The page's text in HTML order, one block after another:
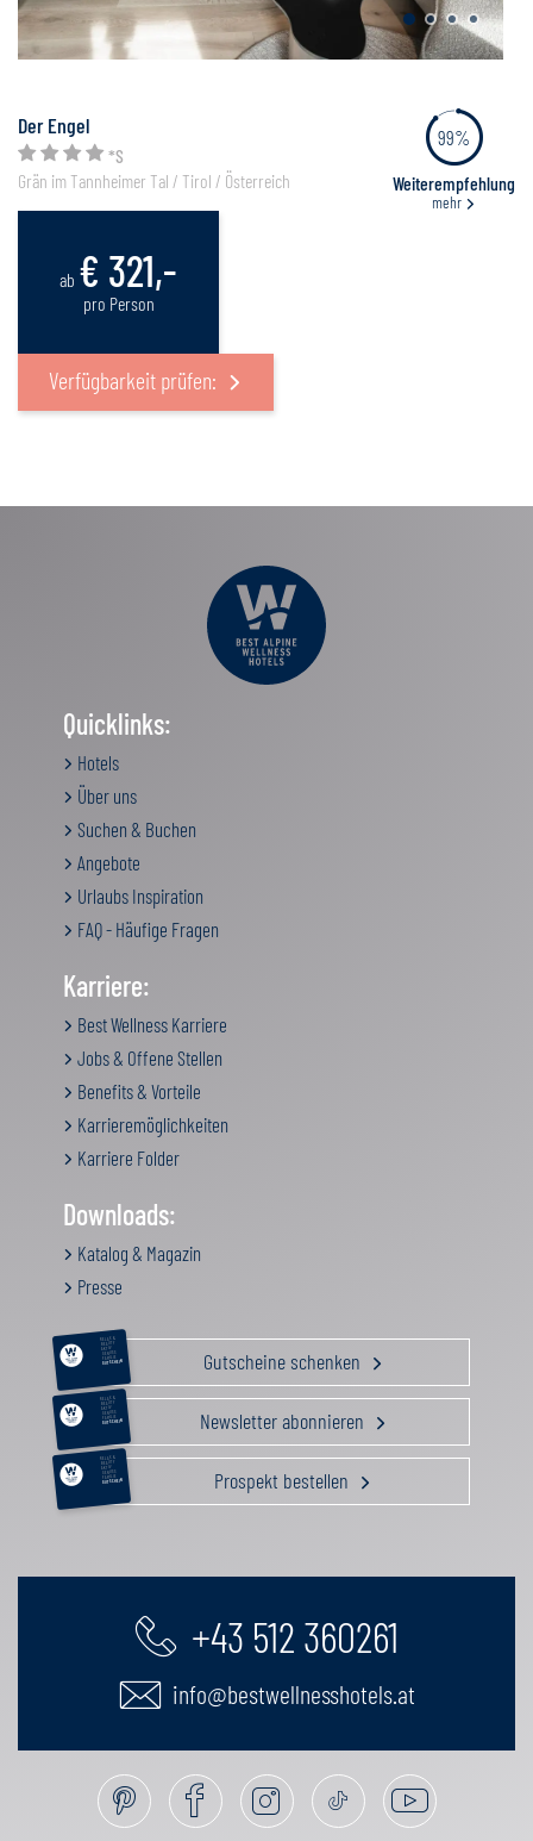
Der Engel
*S
Grän im Tannheimer Tal / Tirol / Österreich
99%
Weiterempfehlung
mehr
ab € 321,-
pro Person
Verfügbarkeit prüfen:
Quicklinks:
Hotels
Über uns
Suchen & Buchen
Angebote
Urlaubs Inspiration
FAQ - Häufige Fragen
Karriere:
Best Wellness Karriere
Jobs & Offene Stellen
Benefits & Vorteile
Karrieremöglichkeiten
Karriere Folder
Downloads:
Katalog & Magazin
Presse
RELAX &
BEAUTY
AKTIV
GENUSS
FAMILIE
GUTSCHEIN Gutscheine schenken
RELAX &
BEAUTY
AKTIV
GENUSS
FAMILIE
GUTSCHEIN Newsletter abonnieren
RELAX &
BEAUTY
AKTIV
GENUSS
FAMILIE
GUTSCHEIN Prospekt bestellen
+43 512 360261
info@bestwellnesshotels.at